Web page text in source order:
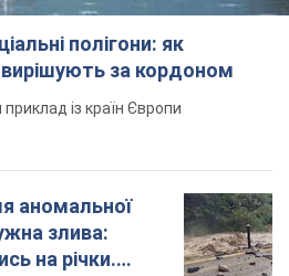
полігони: як
за кордоном
із країн Європи
аномальної
злива:
на річки.